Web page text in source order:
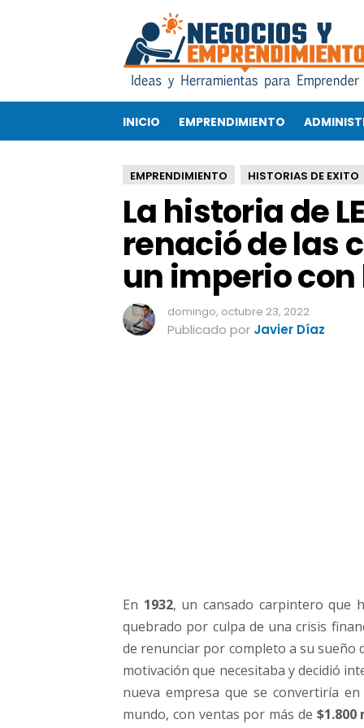
h
o
r
i
a
d
L
E
G
O
,
l
a
c
i
ó
e
l
INICIO EMPRENDIMIENTO
EMPRENDIMIENTO HISTORIAS DE EXITO
La historia de
renació de las
un imperio
domingo, octubre 23, 2022
Publicado por Javier Díaz
En 1932, un cansado carpintero que
quebrado por culpa de una crisis
de renunciar por completo a su
motivación que necesitaba y decidió
nueva empresa que se convertiría
mundo, con ventas por más de